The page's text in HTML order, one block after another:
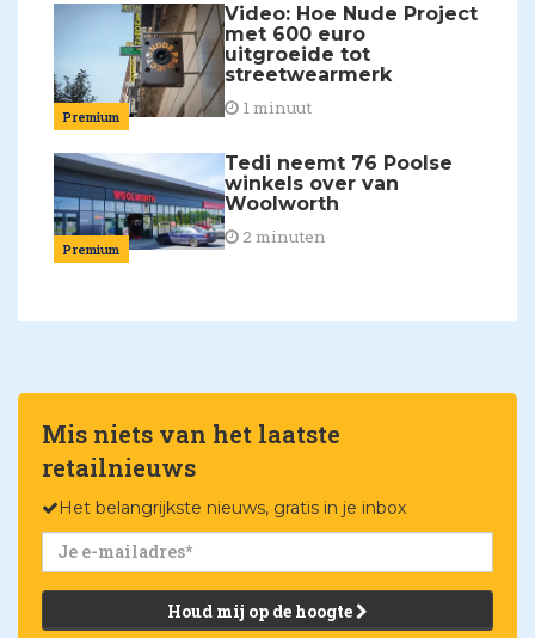
Premium
Video: Hoe Nude Project
met 600 euro
uitgroeide tot
streetwearmerk
1 minuut
Premium
Tedi neemt 76 Poolse
winkels over van
Woolworth
2 minuten
Mis niets van het laatste
retailnieuws
Het belangrijkste nieuws, gratis in je inbox
Houd mij op de hoogte